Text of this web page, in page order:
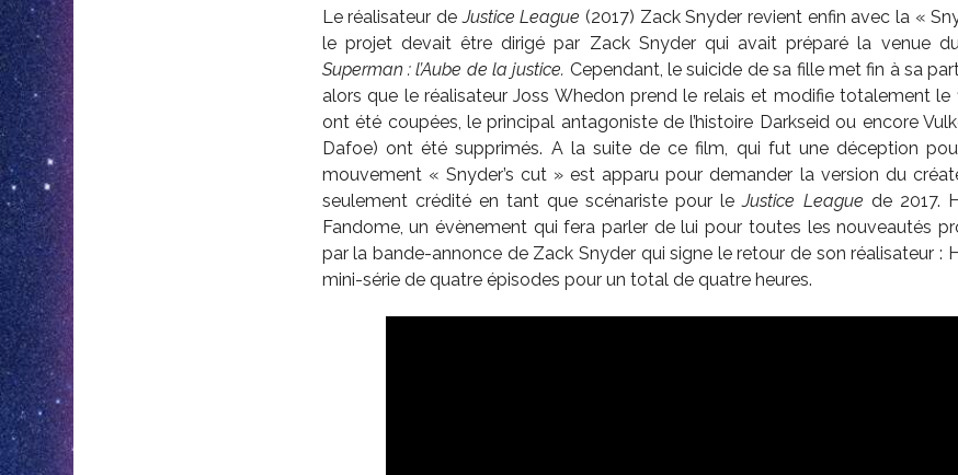
Le réalisateur deJustice League(2017) Zack Snyder revient enfin avec la «
le projet devait être dirigé par Zack Snyder qui avait préparé la venue
Superman : l’Aube de la justice. Cependant, le suicide de sa fille met fin à sa
alors que le réalisateur Joss Whedon prend le relais et modifie totalement le
ont été coupées, le principal antagoniste de l’histoire Darkseid ou encore
Dafoe) ont été supprimés. A la suite de ce film, qui fut une déception
mouvement « Snyder’s cut » est apparu pour demander la version du
seulement crédité en tant que scénariste pour leJustice League de 2017.
Fandome, un évènement qui fera parler de lui pour toutes les nouveautés
par la bande-annonce de Zack Snyder qui signe le retour de son réalisateur :
mini-série de quatre épisodes pour un total de quatre heures.